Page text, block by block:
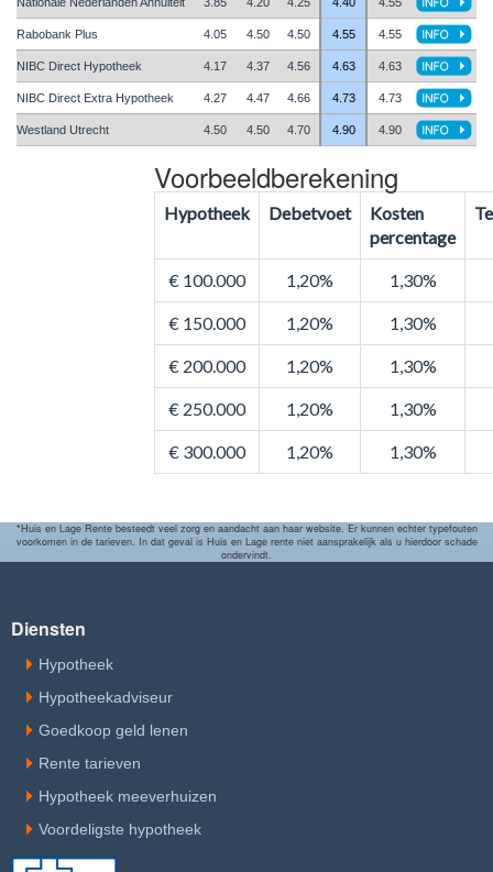
Rabobank Plus 4.05 4.50 4.50 4.55 4.55
NIBC Direct Hypotheek 4.17 4.37 4.56 4.63 4.63
NIBC Direct Extra Hypotheek 4.27 4.47 4.66 4.73 4.73
Westland Utrecht 4.50 4.50 4.70 4.90 4.90
Voorbeeldberekening
Hypotheek Debetvoet
Kosten
percentage
€ 100.000 1,20% 1,30%
€ 150.000 1,20% 1,30%
€ 200.000 1,20% 1,30%
€ 250.000 1,20% 1,30%
€ 300.000 1,20% 1,30%
*Huis en Lage Rente besteedt veel zorg en aandacht aan haar website. Er kunnen echter typefouten
voorkomen in de tarieven. In dat geval is Huis en Lage rente niet aansprakelijk als u hierdoor schade
ondervindt.
Diensten
Hypotheek
Hypotheekadviseur
Goedkoop geld lenen
Rente tarieven
Hypotheek meeverhuizen
Voordeligste hypotheek